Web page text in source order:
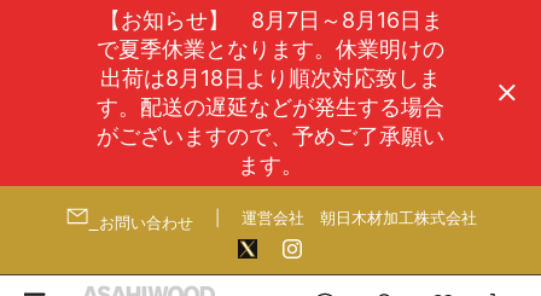
【お知らせ】 8月7日～8月16日ま
で夏季休業となります。休業明けの
出荷は8月18日より順次対応致しま
す。配送の遅延などが発生する場合
がございますので、予めご了承願い
ます。
お問い合わせ 運営会社 朝日木材加工株式会社